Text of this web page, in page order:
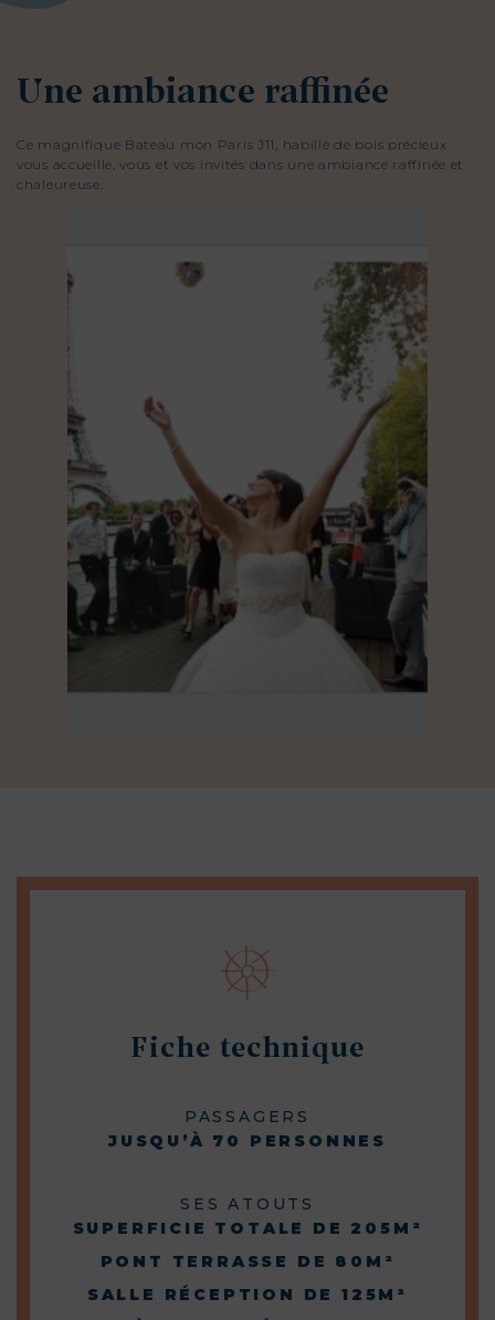
Une ambiance raffinée
Ce magnifique Bateau mon Paris J11, habillé de bois précieux
vous accueille, vous et vos invités dans une ambiance raffinée et
chaleureuse.
Fiche technique
PASSAGERS
JUSQU’À 70 PERSONNES
SES ATOUTS
SUPERFICIE TOTALE DE 205M²
PONT TERRASSE DE 80M²
SALLE RÉCEPTION DE 125M²